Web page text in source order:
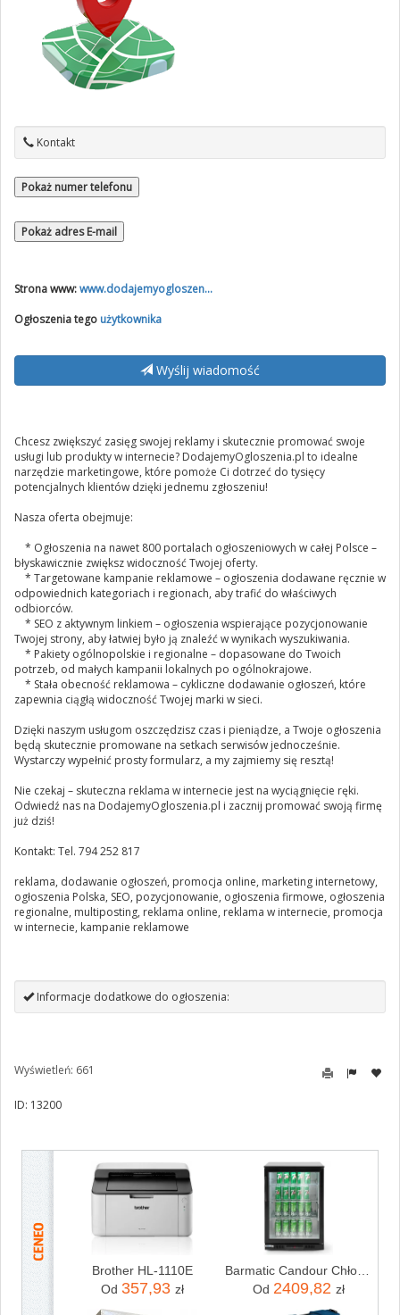
Kontakt
Pokaż numer telefonu
Pokaż adres E-mail
Strona www:www.dodajemyogloszen...
Ogłoszenia tego użytkownika
Wyślij wiadomość
Chcesz zwiększyć zasięg swojej reklamy i skutecznie promować swoje
usługi lub produkty w internecie? DodajemyOgloszenia.pl to idealne
narzędzie marketingowe, które pomoże Ci dotrzeć do tysięcy
potencjalnych klientów dzięki jednemu zgłoszeniu!
Nasza oferta obejmuje:
* Ogłoszenia na nawet 800 portalach ogłoszeniowych w całej Polsce –
błyskawicznie zwiększ widoczność Twojej oferty.
* Targetowane kampanie reklamowe – ogłoszenia dodawane ręcznie w
odpowiednich kategoriach i regionach, aby trafić do właściwych
odbiorców.
* SEO z aktywnym linkiem – ogłoszenia wspierające pozycjonowanie
Twojej strony, aby łatwiej było ją znaleźć w wynikach wyszukiwania.
* Pakiety ogólnopolskie i regionalne – dopasowane do Twoich
potrzeb, od małych kampanii lokalnych po ogólnokrajowe.
* Stała obecność reklamowa – cykliczne dodawanie ogłoszeń, które
zapewnia ciągłą widoczność Twojej marki w sieci.
Dzięki naszym usługom oszczędzisz czas i pieniądze, a Twoje ogłoszenia
będą skutecznie promowane na setkach serwisów jednocześnie.
Wystarczy wypełnić prosty formularz, a my zajmiemy się resztą!
Nie czekaj – skuteczna reklama w internecie jest na wyciągnięcie ręki.
Odwiedź nas na DodajemyOgloszenia.pl i zacznij promować swoją firmę
już dziś!
Kontakt: Tel. 794 252 817
reklama, dodawanie ogłoszeń, promocja online, marketing internetowy,
ogłoszenia Polska, SEO, pozycjonowanie, ogłoszenia firmowe, ogłoszenia
regionalne, multiposting, reklama online, reklama w internecie, promocja
w internecie, kampanie reklamowe
Informacje dodatkowe do ogłoszenia:
Wyświetleń: 661
ID: 13200